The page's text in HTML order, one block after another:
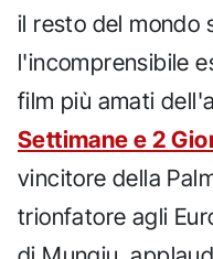
il resto del mondo
l'incomprensibile
film più amati
Settimane e 2
vincitore della
trionfatore agli